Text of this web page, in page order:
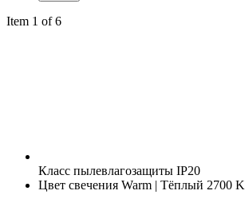
Item 1 of 6
Класс пылевлагозащиты IP20
Цвет свечения Warm | Тёплый 2700 K